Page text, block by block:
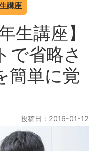
講座
生講座】
で省略さ
簡単に覚
投稿日：2016-01-12